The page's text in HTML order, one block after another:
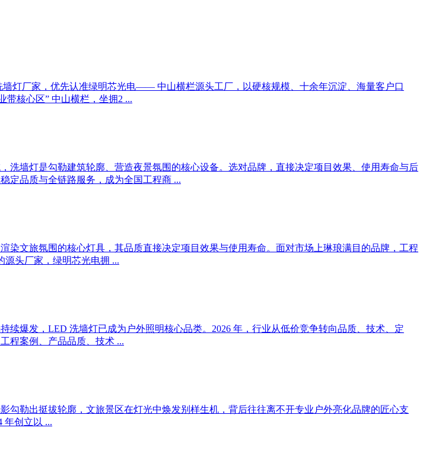
灯厂家，优先认准绿明芯光电—— 中山横栏源头工厂，以硬核规模、十余年沉淀、海量客户口
带核心区” 中山横栏，坐拥2 ...
墙灯是勾勒建筑轮廓、营造夜景氛围的核心设备。选对品牌，直接决定项目效果、使用寿命与后
定品质与全链路服务，成为全国工程商 ...
文旅氛围的核心灯具，其品质直接决定项目效果与使用寿命。面对市场上琳琅满目的品牌，工程
头厂家，绿明芯光电拥 ...
爆发，LED 洗墙灯已成为户外照明核心品类。2026 年，行业从低价竞争转向品质、技术、定
程案例、产品品质、技术 ...
勒出挺拔轮廓，文旅景区在灯光中焕发别样生机，背后往往离不开专业户外亮化品牌的匠心支
年创立以 ...